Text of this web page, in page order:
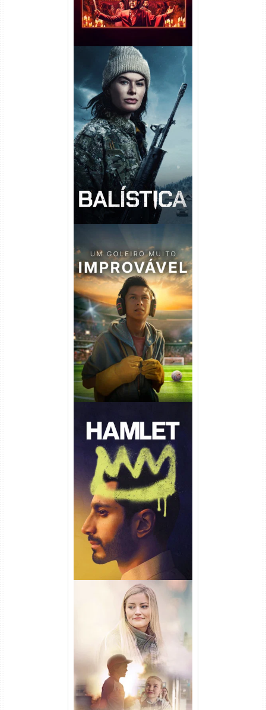
Balística Torrent (2025) WEB-
DL 1080p Dual Áudio
Um Goleiro Muito Improvável
Torrent (2026) WEB-DL 1080p
Dual Áudio
Hamlet Torrent (2026) WEB-
DL 1080p Dual Áudio
Uma Amizade para Recordar
Torrent (2025) WEB-DL 1080p
Dual Áudio